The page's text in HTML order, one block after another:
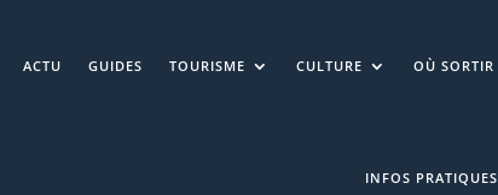
ACTU GUIDES TOURISME CULTURE OÙ SORTIR
INFOS PRATIQUES